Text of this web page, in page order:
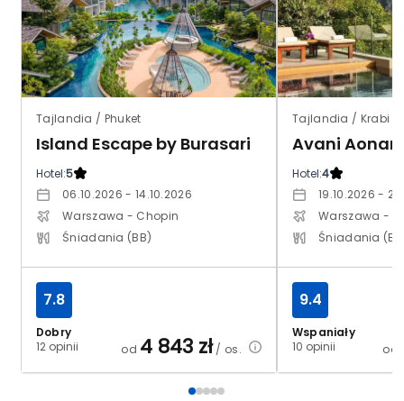
Tajlandia / Phuket
Island Escape by Burasari
Hotel:5
06.10.2026 - 14.10.2026
Warszawa - Chopin
Śniadania (BB)
Dobry
12 opinii
7.8
od 4 843 zł/ os.
Tajlandia / Krabi /
Hotel:4
19.10.2026 -
Warszawa -
Śniadania
Wspaniały
10 opinii
9.4
od